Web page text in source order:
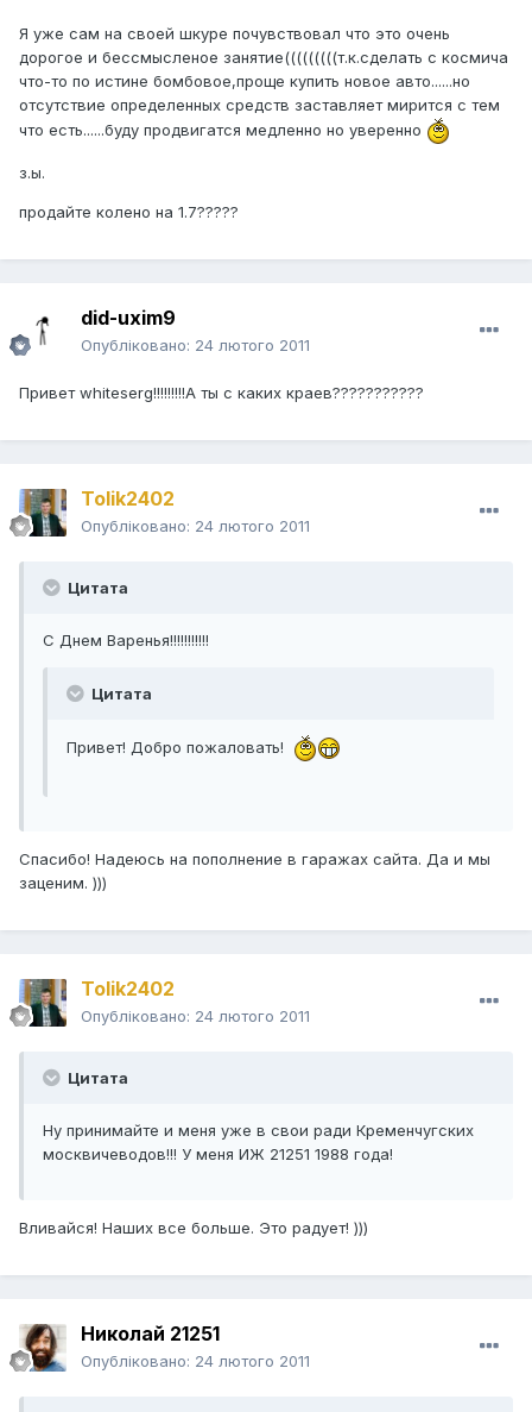
Я уже сам на своей шкуре почувствовал что это очень
дорогое и бессмысленое занятие(((((((((т.к.сделать с космича
что-то по истине бомбовое,проще купить новое авто......но
отсутствие определенных средств заставляет мирится с тем
что есть......буду продвигатся медленно но уверенно
з.ы.
продайте колено на 1.7?????
did-uxim9
Опубліковано: 24 лютого 2011
Привет whiteserg!!!!!!!!!А ты с каких краев???????????
Tolik2402
Опубліковано: 24 лютого 2011
Цитата
С Днем Варенья!!!!!!!!!!!
Цитата
Привет! Добро пожаловать!
Спасибо! Надеюсь на пополнение в гаражах сайта. Да и мы
заценим. )))
Tolik2402
Опубліковано: 24 лютого 2011
Цитата
Ну принимайте и меня уже в свои ради Кременчугских
москвичеводов!!! У меня ИЖ 21251 1988 года!
Вливайся! Наших все больше. Это радует! )))
Николай 21251
Опубліковано: 24 лютого 2011